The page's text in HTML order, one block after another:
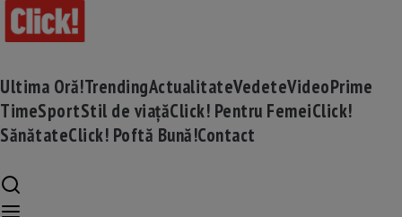
Ultima Oră!TrendingActualitateVedeteVideoPrime
TimeSportStil de viațăClick! Pentru FemeiClick!
SănătateClick! Poftă Bună!Contact